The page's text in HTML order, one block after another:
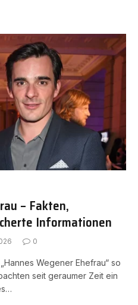
– Fakten,
Informationen
0
Wegener Ehefrau“ so
seit geraumer Zeit ein